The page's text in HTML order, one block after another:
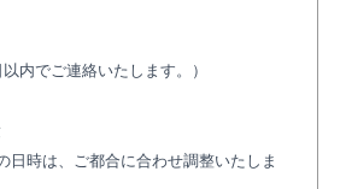
でご連絡いたします。）
時は、ご都合に合わせ調整いたしま